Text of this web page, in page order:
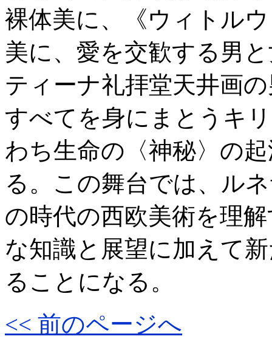
裸体美に、《ウィトル
美に、愛を交歓する男
ティーナ礼拝堂天井画
すべてを身にまとうキ
わち生命の〈神秘〉の
る。この舞台では、ル
の時代の西欧美術を理
な知識と展望に加えて
ることになる。
<< 前のページへ